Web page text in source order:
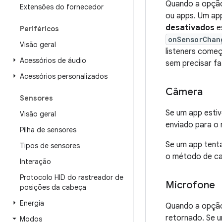
Extensões do fornecedor
Periféricos
Visão geral
Acessórios de áudio
Acessórios personalizados
Sensores
Visão geral
Pilha de sensores
Tipos de sensores
Interação
Protocolo HID do rastreador de
posições da cabeça
Energia
Modos
Quando a
ou apps. Um
desativados
listeners
sem precisar
Câmera
Se um app
enviado para
Se um app
o método de
Microfone
Quando a
retornado. Se